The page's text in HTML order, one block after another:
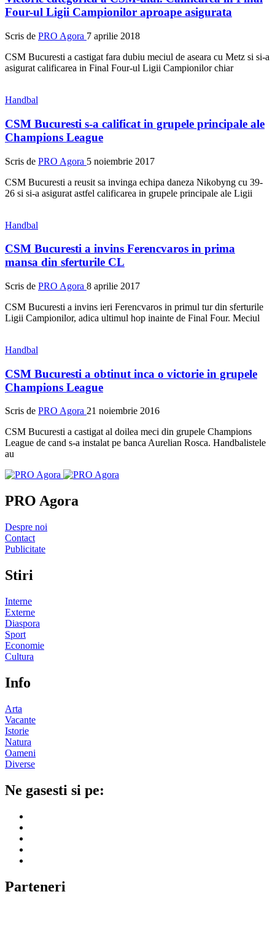
Four-ul Ligii Campionilor aproape asigurata
Scris de PRO Agora 7 aprilie 2018
CSM Bucuresti a castigat fara dubiu meciul de aseara cu Metz si si-a
asigurat calificarea in Final Four-ul Ligii Campionilor chiar
Handbal
CSM Bucuresti s-a calificat in grupele principale ale
Champions League
Scris de PRO Agora 5 noiembrie 2017
CSM Bucuresti a reusit sa invinga echipa daneza Nikobyng cu 39-
26 si si-a asigurat astfel calificarea in grupele principale ale Ligii
Handbal
CSM Bucuresti a invins Ferencvaros in prima
mansa din sferturile CL
Scris de PRO Agora 8 aprilie 2017
CSM Bucuresti a invins ieri Ferencvaros in primul tur din sferturile
Ligii Campionilor, adica ultimul hop inainte de Final Four. Meciul
Handbal
CSM Bucuresti a obtinut inca o victorie in grupele
Champions League
Scris de PRO Agora 21 noiembrie 2016
CSM Bucuresti a castigat al doilea meci din grupele Champions
League de cand s-a instalat pe banca Aurelian Rosca. Handbalistele
au
PRO Agora
Despre noi
Contact
Publicitate
Stiri
Interne
Externe
Diaspora
Sport
Economie
Cultura
Info
Arta
Vacante
Istorie
Natura
Oameni
Diverse
Ne gasesti si pe:
Parteneri